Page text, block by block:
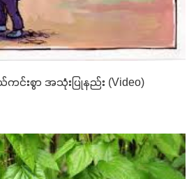
င်းစွာ အသုံးပြုနည်း (Video)